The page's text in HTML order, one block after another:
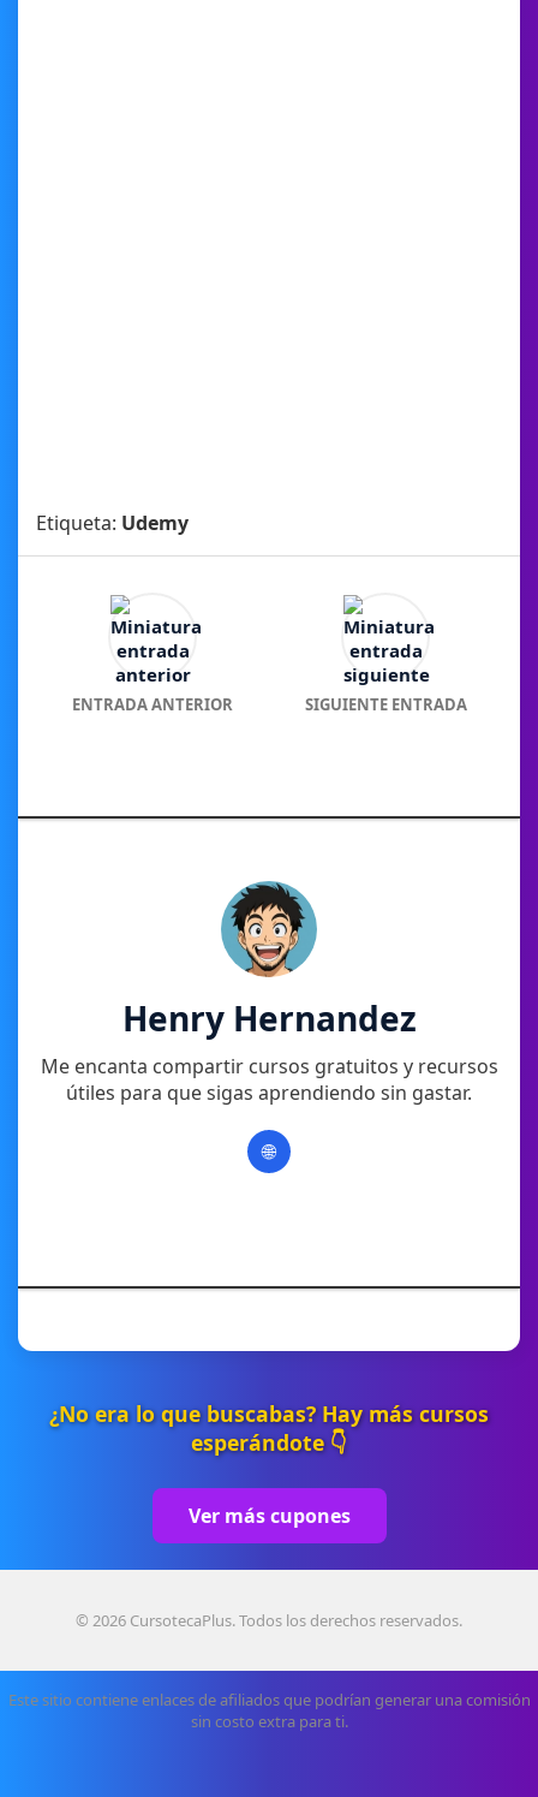
Etiqueta: Udemy
ENTRADA ANTERIOR SIGUIENTE ENTRADA
Henry Hernandez
Me encanta compartir cursos gratuitos y recursos
útiles para que sigas aprendiendo sin gastar.
🌐
¿No era lo que buscabas? Hay más cursos
esperándote 👇
Ver más cupones
© 2026 CursotecaPlus. Todos los derechos reservados.
Este sitio contiene enlaces de afiliados que podrían generar una comisión
sin costo extra para ti.